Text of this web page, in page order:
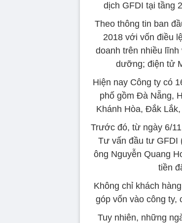
dịch GFDI tại tầng
Theo thông tin ban
2018 với vốn điều
doanh trên nhiều
dưỡng; điện tử
Hiện nay Công ty có
phố gồm Đà Nẵng,
Khánh Hòa, Đắk
Trước đó, từ ngày 6/
Tư vấn đầu tư GFDI
ông Nguyễn Quang
tiền
Không chỉ khách
góp vốn vào công
Tuy nhiên, những